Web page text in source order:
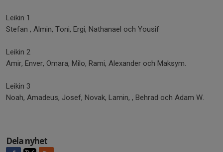
Leikin 1
Stefan , Almin, Toni, Ergi, Nathanael och Yousif
Leikin 2
Amir, Enver, Omara, Milo, Rami, Alexander och Maksym.
Leikin 3
Noah, Amadeus, Josef, Novak, Lamin, , Behrad och Adam W.
Dela nyhet